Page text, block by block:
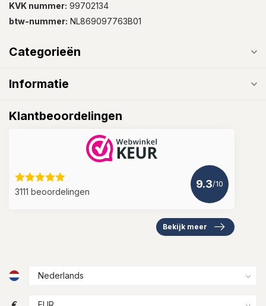
KVK nummer: 99702134
btw-nummer: NL869097763B01
Categorieën
Informatie
Klantbeoordelingen
3111 beoordelingen
9.3/10
Bekijk meer